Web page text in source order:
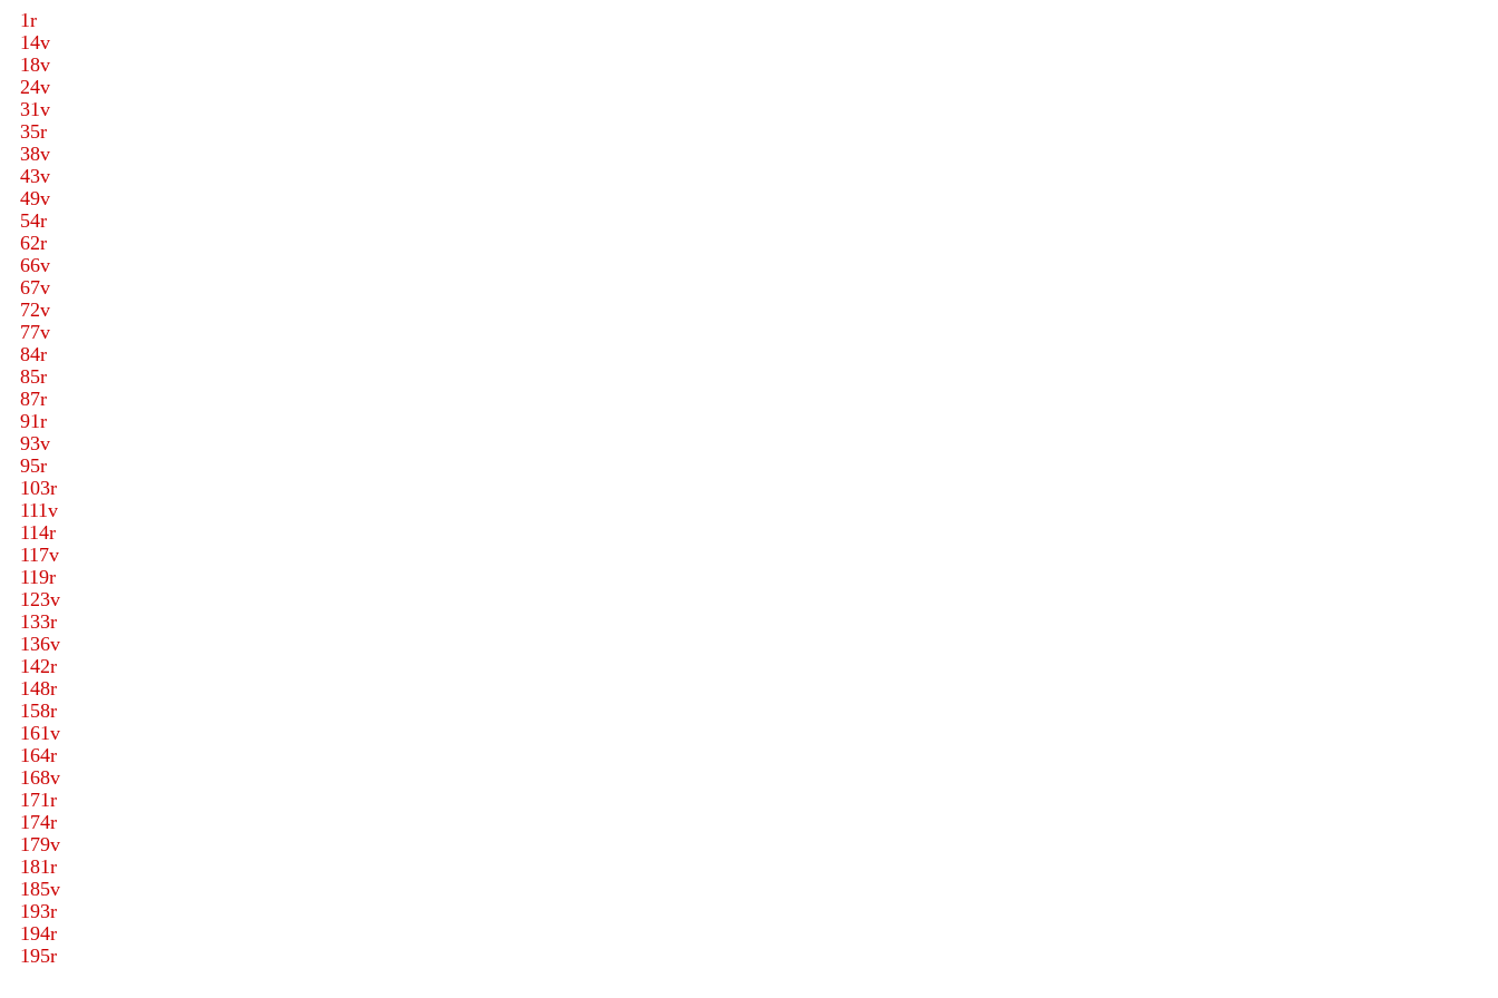
1r
14v
18v
24v
31v
35r
38v
43v
49v
54r
62r
66v
67v
72v
77v
84r
85r
87r
91r
93v
95r
103r
111v
114r
117v
119r
123v
133r
136v
142r
148r
158r
161v
164r
168v
171r
174r
179v
181r
185v
193r
194r
195r